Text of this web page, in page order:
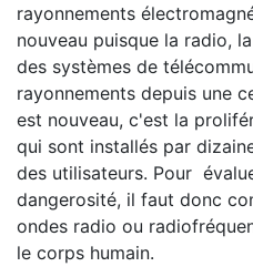
rayonnements
nouveau puisque la radio,
des systèmes de
rayonnements depuis une
est nouveau, c'est la
qui sont installés par
des utilisateurs. Pour
dangerosité, il faut donc
ondes radio ou
le corps humain.